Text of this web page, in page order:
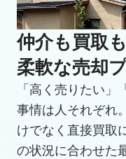
仲介も買取
柔軟な売却
「高く売りたい
事情は人それぞれ
けでなく直接買取
の状況に合わせた